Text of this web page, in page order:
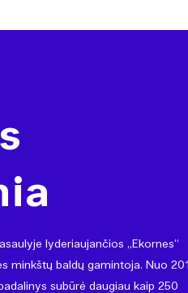
lyderiaujančios „Ekornes“
minkštų baldų gamintoja. Nuo
subūrė daugiau kaip 250